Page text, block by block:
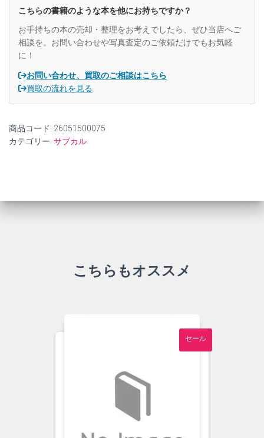
【中
古】
こちらの書籍のような本を他にお持ちですか？
お手持ちの本の売却・整理をお考えでしたら、ぜひ当店へご
相談を。お問い合わせや写真査定のご依頼だけでもお気軽
に！
お問い合わせ、買取のご相談はこちら
買取の流れを見る
商品コード: 26051500075
カテゴリー: サブカル
こちらもオススメ
セール